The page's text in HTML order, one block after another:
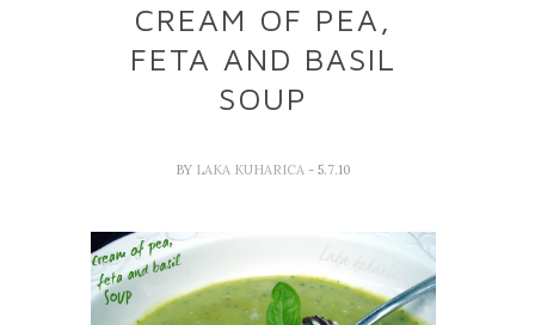
CREAM OF PEA,
FETA AND BASIL
SOUP
BY LAKA KUHARICA - 5.7.10